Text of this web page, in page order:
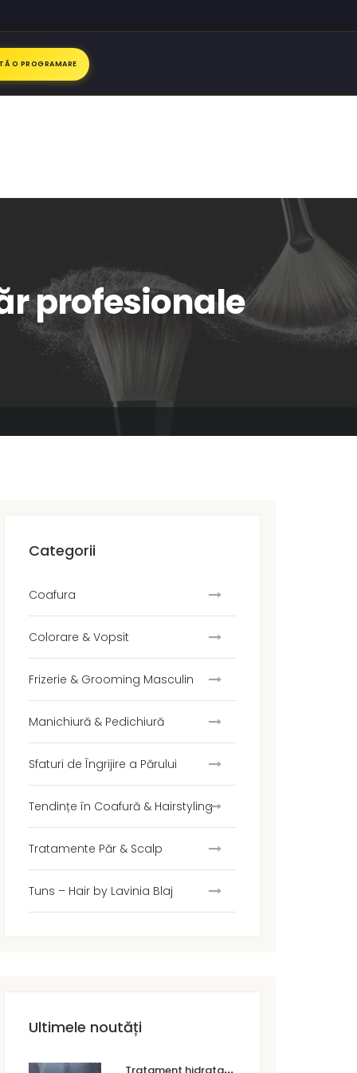
O PROGRAMARE
profesionale
Categorii
Coafura
Colorare & Vopsit
Frizerie & Grooming Masculin
Manichiură & Pedichiură
Sfaturi de Îngrijire a Părului
Tendințe în Coafură & Hairstyling
Tratamente Păr & Scalp
Tuns – Hair by Lavinia Blaj
Ultimele noutăți
T
ratament hidratare păr Dumbrăvița – soluția pentru un păr moale, strălucitor și sănătos